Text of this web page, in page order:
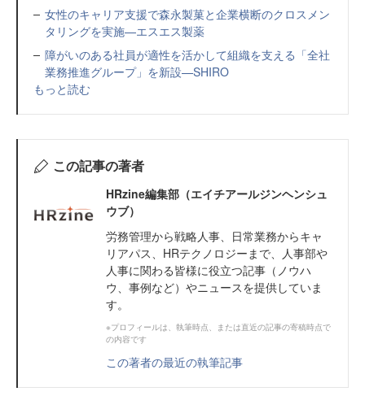
女性のキャリア支援で森永製菓と企業横断のクロスメン
タリングを実施—エスエス製薬
障がいのある社員が適性を活かして組織を支える「全社
業務推進グループ」を新設—SHIRO
もっと読む
この記事の著者
HRzine編集部（エイチアールジンヘンシュ
ウブ）
労務管理から戦略人事、日常業務からキャ
リアパス、HRテクノロジーまで、人事部や
人事に関わる皆様に役立つ記事（ノウハ
ウ、事例など）やニュースを提供していま
す。
※プロフィールは、執筆時点、または直近の記事の寄稿時点で
の内容です
この著者の最近の執筆記事